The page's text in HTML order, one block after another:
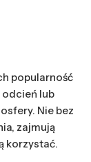
popularność
odcień lub
Nie bez
zajmują
korzystać.